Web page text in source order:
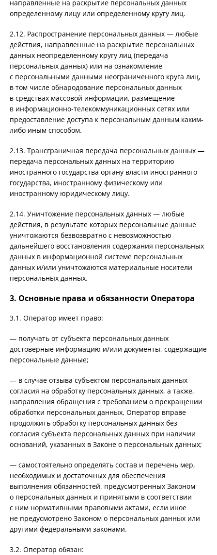
направленные на раскрытие персональных данных
определенному лицу или определенному кругу лиц.
2.12. Распространение персональных данных — любые
действия, направленные на раскрытие персональных
данных неопределенному кругу лиц (передача
персональных данных) или на ознакомление
с персональными данными неограниченного круга лиц,
в том числе обнародование персональных данных
в средствах массовой информации, размещение
в информационно-телекоммуникационных сетях или
предоставление доступа к персональным данным каким-
либо иным способом.
2.13. Трансграничная передача персональных данных —
передача персональных данных на территорию
иностранного государства органу власти иностранного
государства, иностранному физическому или
иностранному юридическому лицу.
2.14. Уничтожение персональных данных — любые
действия, в результате которых персональные данные
уничтожаются безвозвратно с невозможностью
дальнейшего восстановления содержания персональных
данных в информационной системе персональных
данных и/или уничтожаются материальные носители
персональных данных.
3. Основные права и обязанности Оператора
3.1. Оператор имеет право:
— получать от субъекта персональных данных
достоверные информацию и/или документы, содержащие
персональные данные;
— в случае отзыва субъектом персональных данных
согласия на обработку персональных данных, а также,
направления обращения с требованием о прекращении
обработки персональных данных, Оператор вправе
продолжить обработку персональных данных без
согласия субъекта персональных данных при наличии
оснований, указанных в Законе о персональных данных;
— самостоятельно определять состав и перечень мер,
необходимых и достаточных для обеспечения
выполнения обязанностей, предусмотренных Законом
о персональных данных и принятыми в соответствии
с ним нормативными правовыми актами, если иное
не предусмотрено Законом о персональных данных или
другими федеральными законами.
3.2. Оператор обязан: